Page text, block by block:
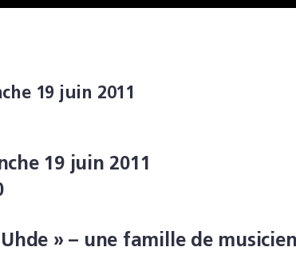
19 juin 2011
19 juin 2011
Uhde » – une famille de